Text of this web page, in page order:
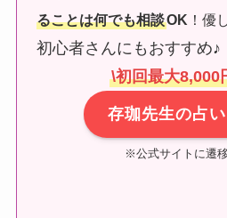
ることは何でも相談OK ！優
初心者さんにもおすすめ♪
\初回最大8,000
存珈先生の占
※公式サイトに遷移